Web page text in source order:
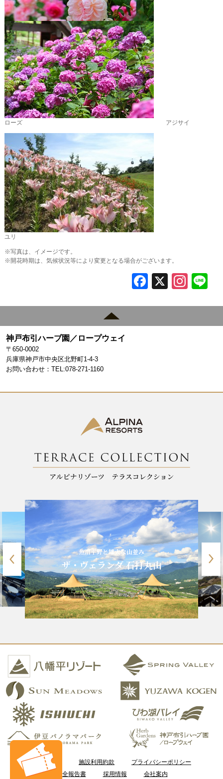
ローズ アジサイ
ユリ
※写真は、イメージです。
※開花時期は、気候状況等により変更となる場合がございます。
F
e
k
X In
gr
神戸布引ハーブ園／ロープウェイ
〒650-0002
兵庫県神戸市中央区北野町1-4-3
お問い合わせ：TEL:078-271-1160
魚沼平野と雄大な山並み
ザ・ヴェランダ 石打丸山
ご利用案内 施設利用約款
プライバシーポリシー
安全報告書
採用情報 会社案内